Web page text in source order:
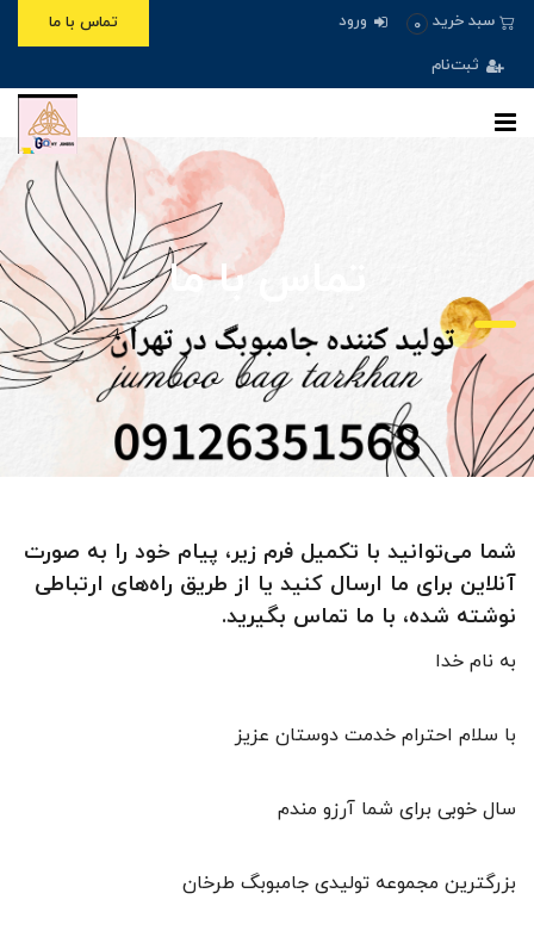
سبد خرید 0 ورود
ثبت‌نام
تماس با ما
تماس با ما
شما می‌توانید با تکمیل فرم زیر، پیام خود را به صورت
آنلاین برای ما ارسال کنید یا از طریق راه‌های ارتباطی
نوشته شده، با ما تماس بگیرید.
به نام خدا
با سلام احترام خدمت دوستان عزیز
سال خوبی برای شما آرزو مندم
بزرگترین مجموعه تولیدی جامبوبگ طرخان